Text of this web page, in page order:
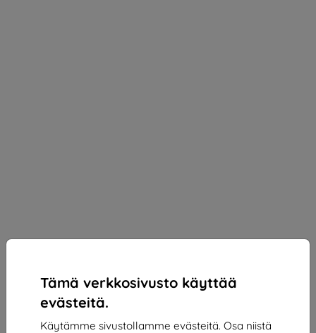
Tämä verkkosivusto käyttää
evästeitä.
Käytämme sivustollamme evästeitä. Osa niistä